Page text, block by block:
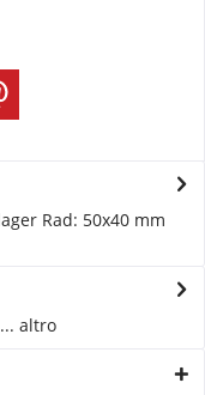
Rad: 50x40 mm
altro